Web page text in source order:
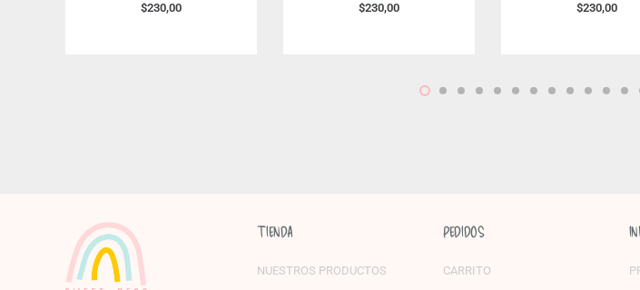
$230,00 $230,00 $230,00
TIENDA
NUESTROS PRODUCTOS
PEDIDOS
CARRITO